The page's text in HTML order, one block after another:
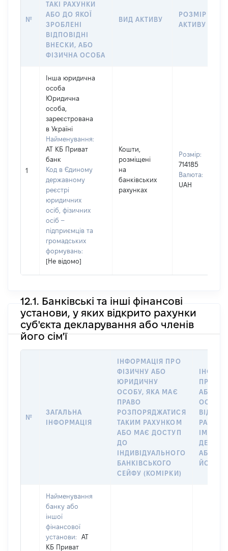
№
ТАКІ РАХУНКИ
АБО ДО ЯКОЇ
ЗРОБЛЕНІ
ВІДПОВІДНІ
ВНЕСКИ, АБО
ФІЗИЧНА ОСОБА
ВИД АКТИВУ
РОЗМІР
АКТИВУ
1
Інша юридична
особа
Юридична
особа,
зареєстрована
в Україні
Найменування:
АТ КБ Приват
банк
Код в Єдиному
державному
реєстрі
юридичних
осіб, фізичних
осіб –
підприємців та
громадських
формувань:
[Не відомо]
Кошти,
розміщені
на
банківських
рахунках
Розмір:
714185
Валюта:
UAH
12.1. Банківські та інші фінансові
установи, у яких відкрито рахунки
суб'єкта декларування або членів
його сім'ї
№
ЗАГАЛЬНА
ІНФОРМАЦІЯ
ІНФОРМАЦІЯ ПРО
ФІЗИЧНУ АБО
ЮРИДИЧНУ
ОСОБУ, ЯКА МАЄ
ПРАВО
РОЗПОРЯДЖАТИСЯ
ТАКИМ РАХУНКОМ
АБО МАЄ ДОСТУП
ДО
ІНДИВІДУАЛЬНОГО
БАНКІВСЬКОГО
СЕЙФУ (КОМІРКИ)
ПРО
АБО
ОСОБУ,
ІМ’Я
АБО
ЙОГО
Найменування
банку або
іншої
фінансової
установи:
АТ
КБ Приват